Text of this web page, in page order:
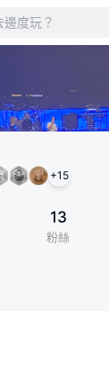
+15
13
粉絲